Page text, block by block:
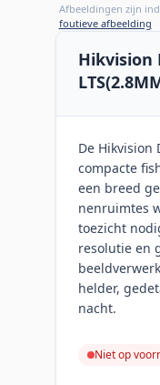
Afbeeldingen zijn
foutieve afbeelding
Hikvision
De Hikvision
compacte
een breed
nen­ruimtes
toezicht
resolutie en
helder,
nacht.
Niet op